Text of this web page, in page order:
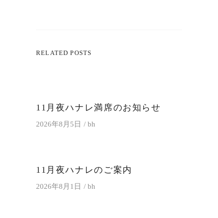
RELATED POSTS
11月夜ハナレ満席のお知らせ
2026年8月5日 bh
11月夜ハナレのご案内
2026年8月1日 bh